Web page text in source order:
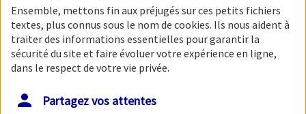
Fermer la modale
Ensemble, mettons fin aux préjugés sur ces petits fichiers
textes, plus connus sous le nom de cookies. Ils nous aident à
traiter des informations essentielles pour garantir la
sécurité du site et faire évoluer votre expérience en ligne,
dans le respect de votre vie privée.
Partagez vos attentes